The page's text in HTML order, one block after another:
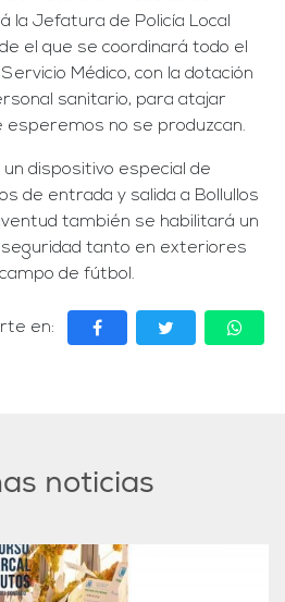
la Jefatura de Policía Local
el que se coordinará todo el
Médico, con la dotación
sanitario, para atajar
esperemos no se produzcan.
dispositivo especial de
de entrada y salida a Bollullos
también se habilitará un
tanto en exteriores
de fútbol.
en:
noticias